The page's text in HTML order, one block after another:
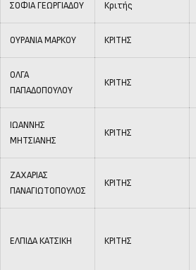
ΣΟΦΙΑ ΓΕΩΡΓΙΑΔΟΥ Κριτής
ΟΥΡΑΝΙΑ ΜΑΡΚΟΥ ΚΡΙΤΗΣ
ΟΛΓΑ
ΠΑΠΑΔΟΠΟΥΛΟΥ
ΚΡΙΤΗΣ
ΙΩΑΝΝΗΣ
ΜΗΤΣΙΑΝΗΣ
ΚΡΙΤΗΣ
ΖΑΧΑΡΙΑΣ
ΠΑΝΑΓΙΩΤΟΠΟΥΛΟΣ
ΚΡΙΤΗΣ
ΕΛΠΙΔΑ ΚΑΤΣΙΚΗ ΚΡΙΤΗΣ